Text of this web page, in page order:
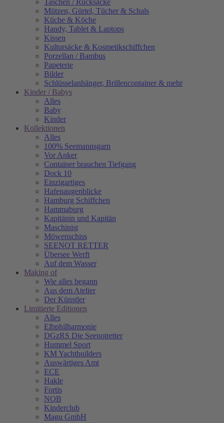
Taschen / Rucksäcke
Mützen, Gürtel, Tücher & Schals
Küche & Köche
Handy, Tablet & Laptops
Kissen
Kultursäcke & Kosmetikschiffchen
Porzellan / Bambus
Papeterie
Bilder
Schlüsselanhänger, Brillencontainer & mehr
Kinder / Babys
Alles
Baby
Kinder
Kollektionen
Alles
100% Seemannsgarn
Vor Anker
Container brauchen Tiefgang
Dock 10
Einzigartiges
Hafenaugen­blicke
Hamburg Schiffchen
Hammaburg
Kapitänin und Kapitän
Maschinist
Möwenschiss
SEENOT RETTER
Übersee Werft
Auf dem Wasser
Making of
Wie alles begann
Aus dem Atelier
Der Künstler
Limitierte Editionen
Alles
Elbphilharmonie
DGzRS Die Seenotretter
Hummel Sport
KM Yachtbuilders
Auswärtiges Amt
ECE
Hakle
Fortis
NOB
Kinderclub
Magu GmbH